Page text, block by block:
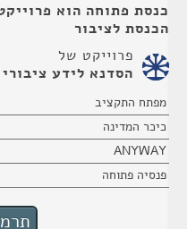
כנסת פתוחה הוא
הכנסת לציבור
פרוייקט של
הסדנא לידע ציבורי
מפתח התקציב
כיכר המדינה
ANYWAY
פנסיה פתוחה